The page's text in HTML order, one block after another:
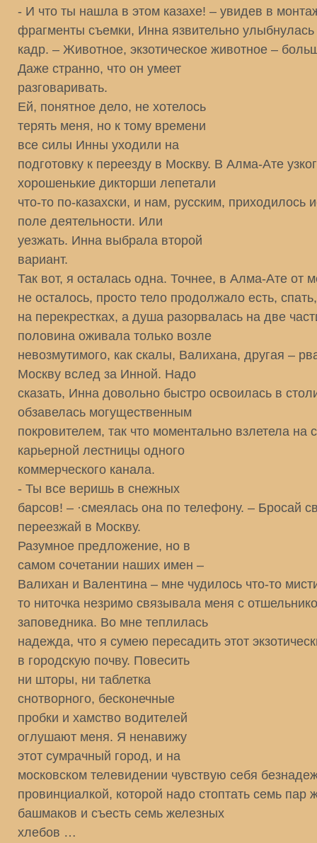
- И что ты нашла в этом казахе! – увидев в
фрагменты съемки, Инна язвительно улыбнулась
кадр. – Животное, экзотическое животное –
Даже странно, что он умеет
разговаривать.
Ей, понятное дело, не хотелось
терять меня, но к тому времени
все силы Инны уходили на
подготовку к переезду в Москву. В Алма-Ате
хорошенькие дикторши лепетали
что-то по-казахски, и нам, русским, приходилось
поле деятельности. Или
уезжать. Инна выбрала второй
вариант.
Так вот, я осталась одна. Точнее, в Алма-Ате от
не осталось, просто тело продолжало есть,
на перекрестках, а душа разорвалась на две
половина оживала только возле
невозмутимого, как скалы, Валихана, другая –
Москву вслед за Инной. Надо
сказать, Инна довольно быстро освоилась в
обзавелась могущественным
покровителем, так что моментально взлетела на
карьерной лестницы одного
коммерческого канала.
- Ты все веришь в снежных
барсов! – ·смеялась она по телефону. – Бросай
переезжай в Москву.
Разумное предложение, но в
самом сочетании наших имен –
Валихан и Валентина – мне чудилось что-то
то ниточка незримо связывала меня с
заповедника. Во мне теплилась
надежда, что я сумею пересадить этот
в городскую почву. Повесить
ни шторы, ни таблетка
снотворного, бесконечные
пробки и хамство водителей
оглушают меня. Я ненавижу
этот сумрачный город, и на
московском телевидении чувствую себя
провинциалкой, которой надо стоптать семь пар
башмаков и съесть семь железных
хлебов …